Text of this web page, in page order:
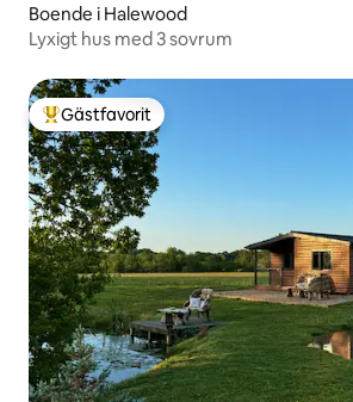
Boende i Halewood
Lyxigt hus med 3 sovrum
Populär gästfavorit
Gästfavorit